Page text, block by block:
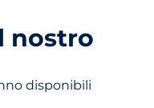
nostro
disponibili